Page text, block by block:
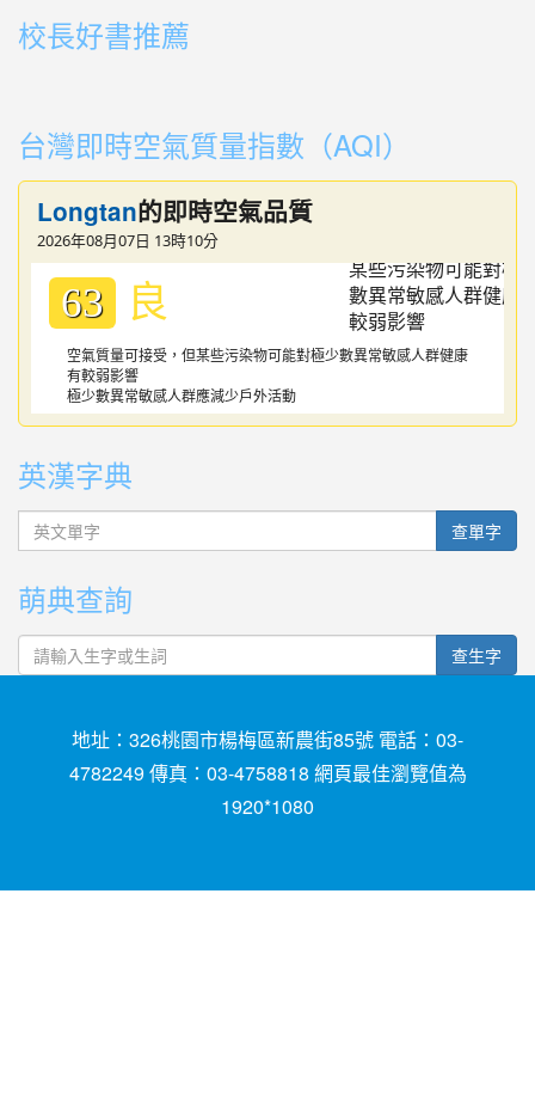
校長好書推薦
台灣即時空氣質量指數（AQI）
Longtan的即時空氣品質
2026年08月07日 13時10分
63 良
空氣質量可接受，但某些污染物可能對極少數異常敏感人群健康
有較弱影響
極少數異常敏感人群應減少戶外活動
英漢字典
英文單字 查單字
萌典查詢
查生字
地址：326桃園市楊梅區新農街85號 電話：03-
4782249 傳真：03-4758818 網頁最佳瀏覽值為
1920*1080